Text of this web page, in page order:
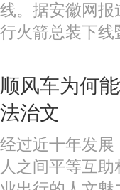
线。据安徽网报
行火箭总装下线
顺风车为何
法治文
经过近十年发
人之间平等互